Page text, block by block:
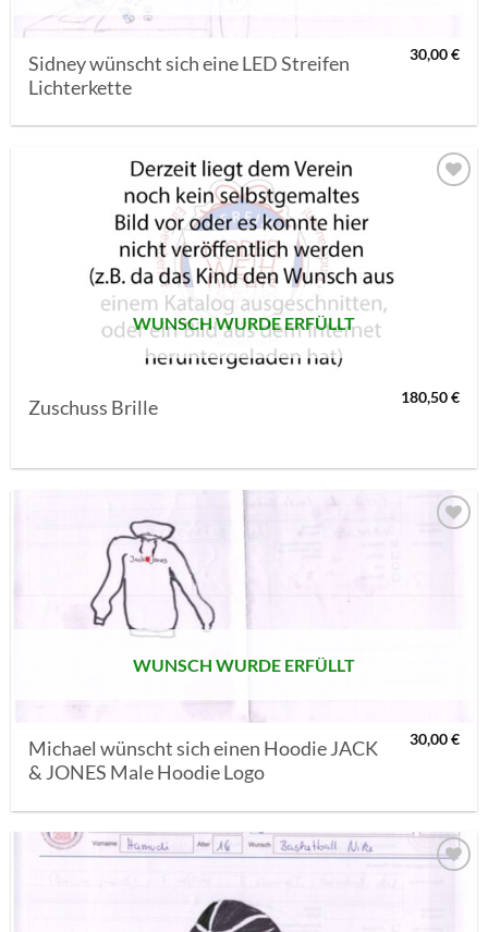
Sidney wünscht sich eine LED Streifen
Lichterkette
30,00€
WUNSCH WURDE ERFÜLLT
Zuschuss Brille 180,50€
WUNSCH WURDE ERFÜLLT
Michael wünscht sich einen Hoodie JACK
& JONES Male Hoodie Logo
30,00€